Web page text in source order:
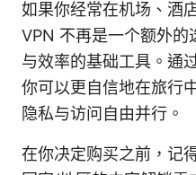
如果你经常在机场、酒
VPN 不再是一个额外的
与效率的基础工具。通
你可以更自信地在旅行
隐私与访问自由并行。
在你决定购买之前，记